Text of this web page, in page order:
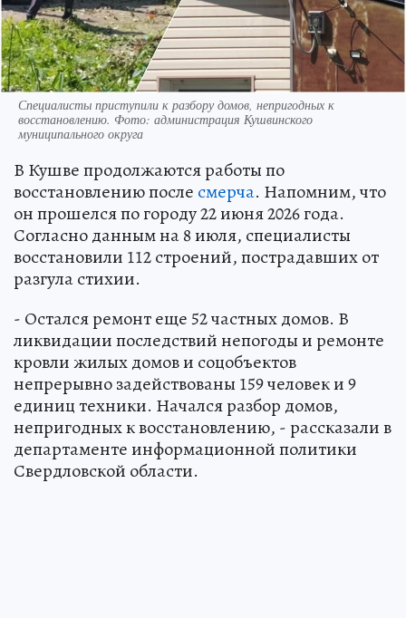
Специалисты приступили к разбору домов, непригодных к
восстановлению. Фото: администрация Кушвинского
муниципального округа
В Кушве продолжаются работы по
восстановлению после смерча. Напомним, что
он прошелся по городу 22 июня 2026 года.
Согласно данным на 8 июля, специалисты
восстановили 112 строений, пострадавших от
разгула стихии.
- Остался ремонт еще 52 частных домов. В
ликвидации последствий непогоды и ремонте
кровли жилых домов и соцобъектов
непрерывно задействованы 159 человек и 9
единиц техники. Начался разбор домов,
непригодных к восстановлению, - рассказали в
департаменте информационной политики
Свердловской области.